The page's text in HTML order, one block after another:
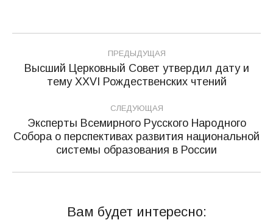
Навигация
по
записям
ПРЕДЫДУЩАЯ
Предыдущая
Высший Церковный Совет утвердил дату и
тему XXVI Рождественских чтений
СЛЕДУЮЩАЯ
Следующая
запись:
Эксперты Всемирного Русского Народного
Собора о перспективах развития национальной
системы образования в России
Вам будет интересно: